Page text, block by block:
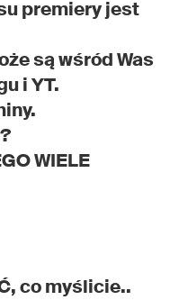
premiery jest
są wśród Was
i YT.
WIELE
co myślicie..